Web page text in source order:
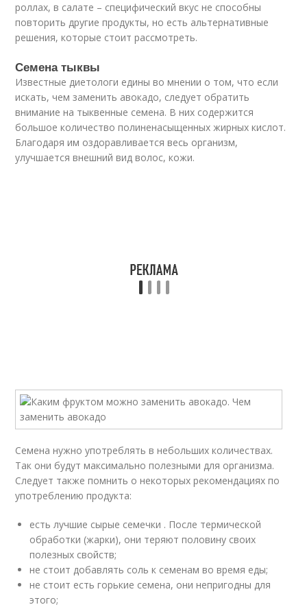
роллах, в салате – специфический вкус не способны
повторить другие продукты, но есть альтернативные
решения, которые стоит рассмотреть.
Семена тыквы
Известные диетологи едины во мнении о том, что если
искать, чем заменить авокадо, следует обратить
внимание на тыквенные семена. В них содержится
большое количество полиненасыщенных жирных кислот.
Благодаря им оздоравливается весь организм,
улучшается внешний вид волос, кожи.
Семена нужно употреблять в небольших количествах.
Так они будут максимально полезными для организма.
Следует также помнить о некоторых рекомендациях по
употреблению продукта:
есть лучшие сырые семечки . После термической
обработки (жарки), они теряют половину своих
полезных свойств;
не стоит добавлять соль к семенам во время еды;
не стоит есть горькие семена, они непригодны для
этого;